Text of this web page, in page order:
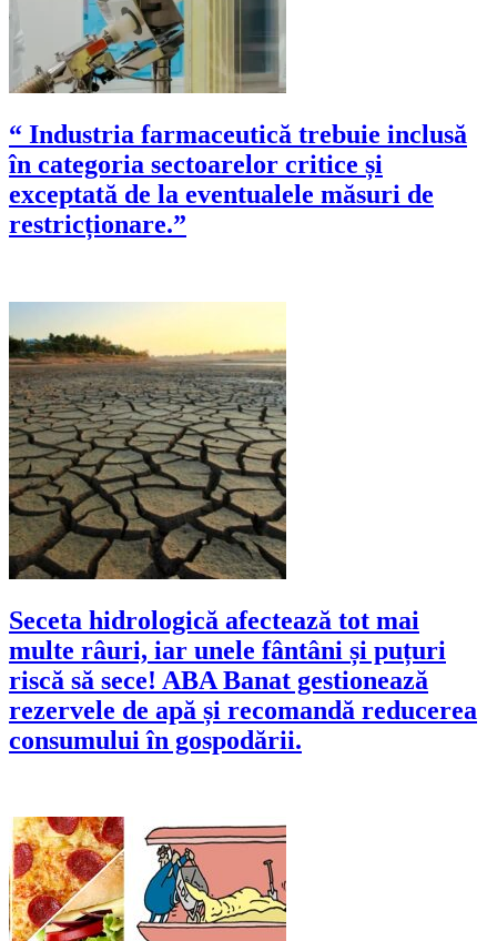
“ Industria farmaceutică trebuie inclusă
în categoria sectoarelor critice și
exceptată de la eventualele măsuri de
restricționare.”
Seceta hidrologică afectează tot mai
multe râuri, iar unele fântâni și puțuri
riscă să sece! ABA Banat gestionează
rezervele de apă și recomandă reducerea
consumului în gospodării.